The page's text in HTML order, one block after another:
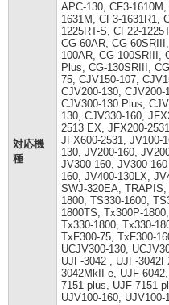
対応機
種
APC-130, CF3-
1631M, CF3-1631R1,
1225RT-S, CF22-
CG-60AR, CG-
100AR, CG-100SRIII,
Plus, CG-130SRIII,
75, CJV150-107,
CJV200-130,
CJV300-130 Plus,
130, CJV330-160,
2513 EX, JFX200-
JFX600-2531, JV100-
130, JV200-160,
JV300-160, JV300-
160, JV400-130LX,
SWJ-320EA,
1800, TS330-1600,
1800TS, Tx300P-
Tx330-1800, Tx330-
TxF300-75, TxF300-
UCJV300-130,
UJF-3042 , UJF-
3042MkII e, UJF-
7151 plus, UJF-7151
UJV100-160,